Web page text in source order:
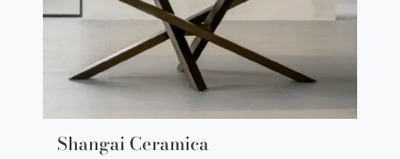
Shangai Ceramica